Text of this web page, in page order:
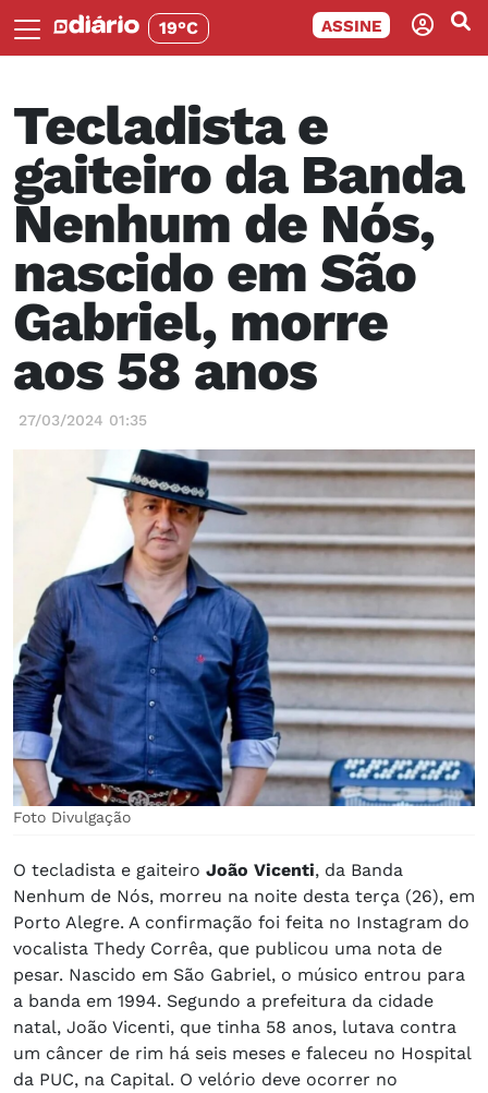
19°C ASSINE
Tecladista e
gaiteiro da Banda
Nenhum de Nós,
nascido em São
Gabriel, morre
aos 58 anos
27/03/2024 01:35
Foto Divulgação
O tecladista e gaiteiro João Vicenti, da Banda
Nenhum de Nós, morreu na noite desta terça (26), em
Porto Alegre. A confirmação foi feita no Instagram do
vocalista Thedy Corrêa, que publicou uma nota de
pesar. Nascido em São Gabriel, o músico entrou para
a banda em 1994. Segundo a prefeitura da cidade
natal, João Vicenti, que tinha 58 anos, lutava contra
um câncer de rim há seis meses e faleceu no Hospital
da PUC, na Capital. O velório deve ocorrer no